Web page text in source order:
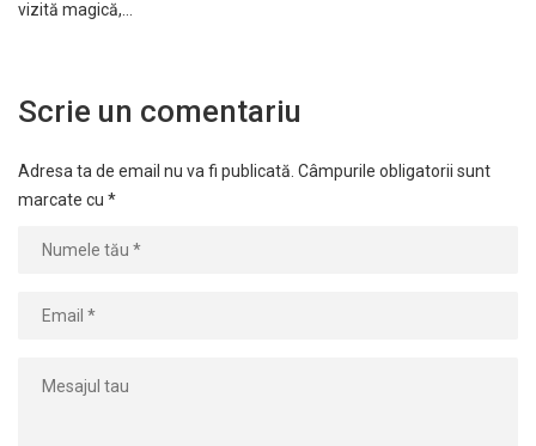
vizită magică,…
Scrie un comentariu
Adresa ta de email nu va fi publicată. Câmpurile obligatorii sunt
marcate cu *